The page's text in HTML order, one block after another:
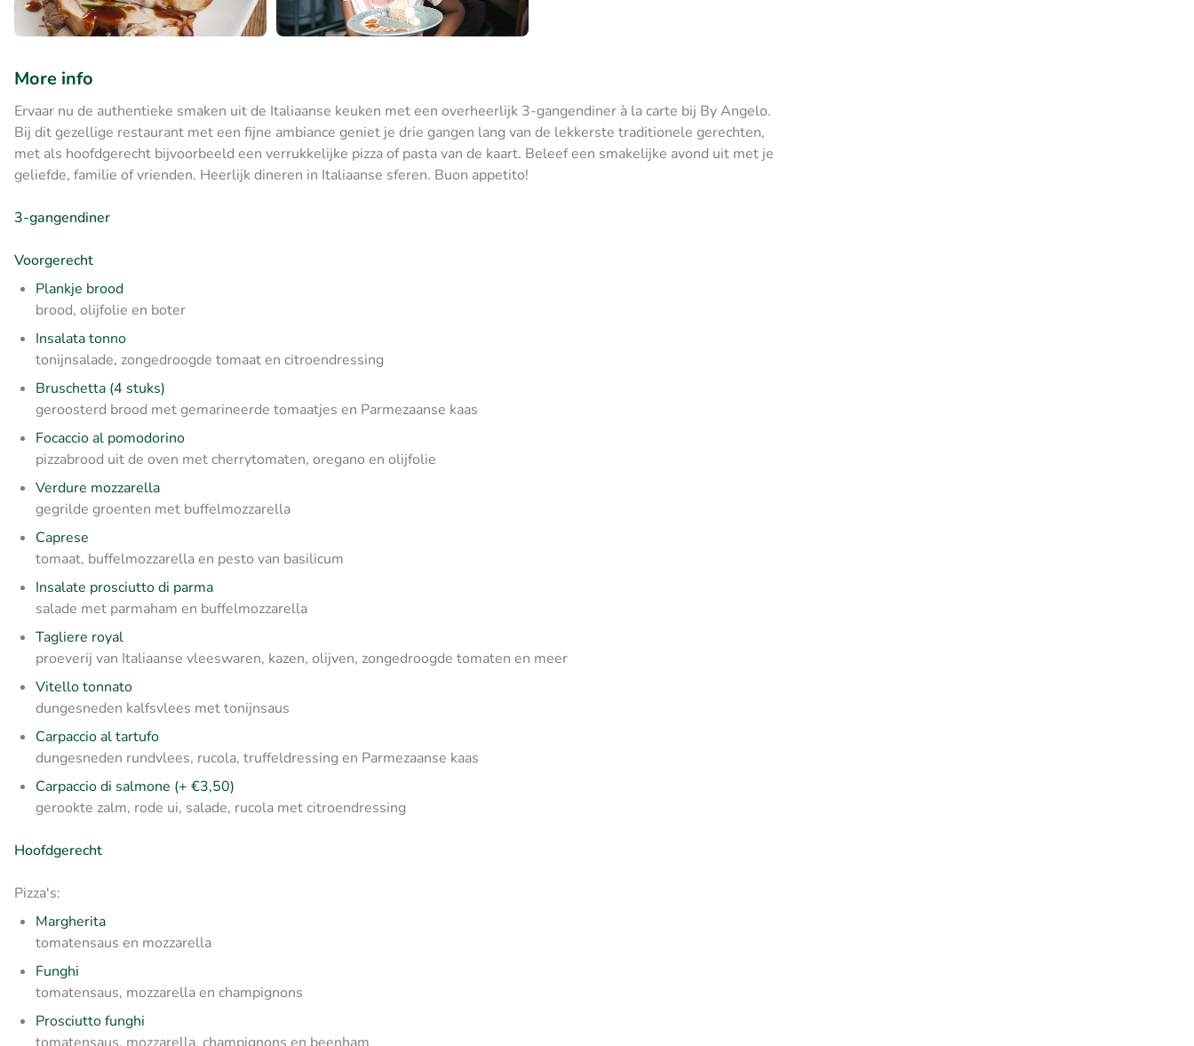
More info
Ervaar nu de authentieke smaken uit de Italiaanse keuken met een overheerlijk 3-gangendiner à la carte bij By Angelo.
Bij dit gezellige restaurant met een fijne ambiance geniet je drie gangen lang van de lekkerste traditionele gerechten,
met als hoofdgerecht bijvoorbeeld een verrukkelijke pizza of pasta van de kaart. Beleef een smakelijke avond uit met je
geliefde, familie of vrienden. Heerlijk dineren in Italiaanse sferen. Buon appetito!
3-gangendiner
Voorgerecht
Plankje brood
brood, olijfolie en boter
Insalata tonno
tonijnsalade, zongedroogde tomaat en citroendressing
Bruschetta (4 stuks)
geroosterd brood met gemarineerde tomaatjes en Parmezaanse kaas
Focaccio al pomodorino
pizzabrood uit de oven met cherrytomaten, oregano en olijfolie
Verdure mozzarella
gegrilde groenten met buffelmozzarella
Caprese
tomaat, buffelmozzarella en pesto van basilicum
Insalate prosciutto di parma
salade met parmaham en buffelmozzarella
Tagliere royal
proeverij van Italiaanse vleeswaren, kazen, olijven, zongedroogde tomaten en meer
Vitello tonnato
dungesneden kalfsvlees met tonijnsaus
Carpaccio al tartufo
dungesneden rundvlees, rucola, truffeldressing en Parmezaanse kaas
Carpaccio di salmone (+ €3,50)
gerookte zalm, rode ui, salade, rucola met citroendressing
Hoofdgerecht
Pizza's:
Margherita
tomatensaus en mozzarella
Funghi
tomatensaus, mozzarella en champignons
Prosciutto funghi